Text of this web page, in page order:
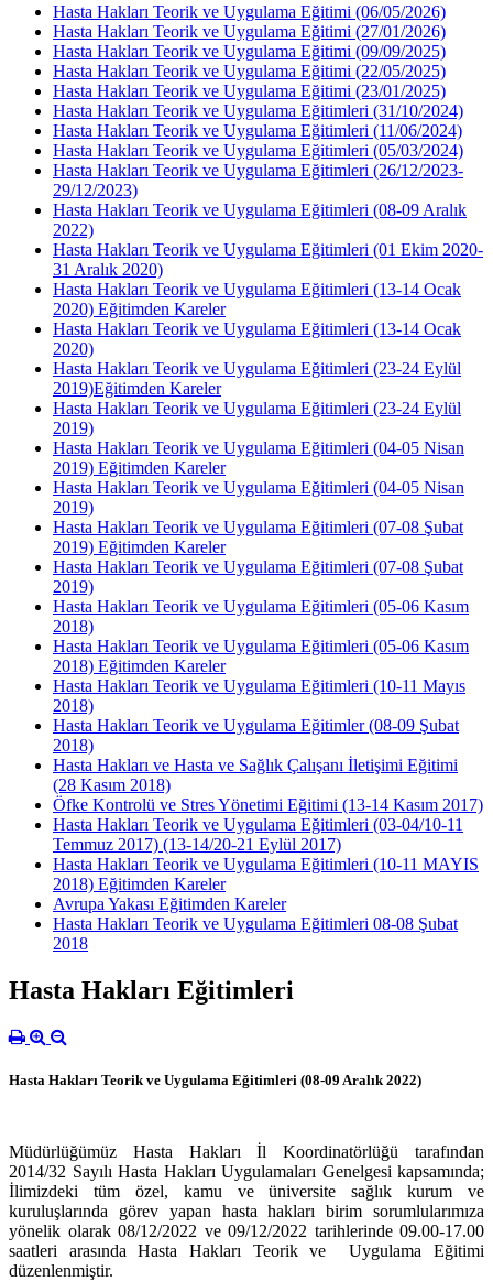
Hasta Hakları Teorik ve Uygulama Eğitimi (06/05/2026)
Hasta Hakları Teorik ve Uygulama Eğitimi (27/01/2026)
Hasta Hakları Teorik ve Uygulama Eğitimi (09/09/2025)
Hasta Hakları Teorik ve Uygulama Eğitimi (22/05/2025)
Hasta Hakları Teorik ve Uygulama Eğitimi (23/01/2025)
Hasta Hakları Teorik ve Uygulama Eğitimleri (31/10/2024)
Hasta Hakları Teorik ve Uygulama Eğitimleri (11/06/2024)
Hasta Hakları Teorik ve Uygulama Eğitimleri (05/03/2024)
Hasta Hakları Teorik ve Uygulama Eğitimleri (26/12/2023-
29/12/2023)
Hasta Hakları Teorik ve Uygulama Eğitimleri (08-09 Aralık
2022)
Hasta Hakları Teorik ve Uygulama Eğitimleri (01 Ekim 2020-
31 Aralık 2020)
Hasta Hakları Teorik ve Uygulama Eğitimleri (13-14 Ocak
2020) Eğitimden Kareler
Hasta Hakları Teorik ve Uygulama Eğitimleri (13-14 Ocak
2020)
Hasta Hakları Teorik ve Uygulama Eğitimleri (23-24 Eylül
2019)Eğitimden Kareler
Hasta Hakları Teorik ve Uygulama Eğitimleri (23-24 Eylül
2019)
Hasta Hakları Teorik ve Uygulama Eğitimleri (04-05 Nisan
2019) Eğitimden Kareler
Hasta Hakları Teorik ve Uygulama Eğitimleri (04-05 Nisan
2019)
Hasta Hakları Teorik ve Uygulama Eğitimleri (07-08 Şubat
2019) Eğitimden Kareler
Hasta Hakları Teorik ve Uygulama Eğitimleri (07-08 Şubat
2019)
Hasta Hakları Teorik ve Uygulama Eğitimleri (05-06 Kasım
2018)
Hasta Hakları Teorik ve Uygulama Eğitimleri (05-06 Kasım
2018) Eğitimden Kareler
Hasta Hakları Teorik ve Uygulama Eğitimleri (10-11 Mayıs
2018)
Hasta Hakları Teorik ve Uygulama Eğitimler (08-09 Şubat
2018)
Hasta Hakları ve Hasta ve Sağlık Çalışanı İletişimi Eğitimi
(28 Kasım 2018)
Öfke Kontrolü ve Stres Yönetimi Eğitimi (13-14 Kasım 2017)
Hasta Hakları Teorik ve Uygulama Eğitimleri (03-04/10-11
Temmuz 2017) (13-14/20-21 Eylül 2017)
Hasta Hakları Teorik ve Uygulama Eğitimleri (10-11 MAYIS
2018) Eğitimden Kareler
Avrupa Yakası Eğitimden Kareler
Hasta Hakları Teorik ve Uygulama Eğitimleri 08-08 Şubat
2018
Hasta Hakları Eğitimleri
Hasta Hakları Teorik ve Uygulama Eğitimleri (08-09 Aralık 2022)
Müdürlüğümüz Hasta Hakları İl Koordinatörlüğü tarafından
2014/32 Sayılı Hasta Hakları Uygulamaları Genelgesi kapsamında;
İlimizdeki tüm özel, kamu ve üniversite sağlık kurum ve
kuruluşlarında görev yapan hasta hakları birim sorumlularımıza
yönelik olarak 08/12/2022 ve 09/12/2022 tarihlerinde 09.00-17.00
saatleri arasında Hasta Hakları Teorik ve Uygulama Eğitimi
düzenlenmiştir.